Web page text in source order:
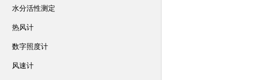
水分活性测定
热风计
数字照度计
风速计